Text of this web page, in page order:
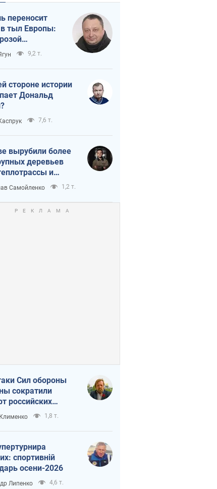
переносит
в тыл Европы:
9,2 т.
стороне истории
Дональд
7,6 т.
вырубили более
деревьев
и
Генплану
Самойленко 1,2 т.
Сил обороны
сократили
российских
1,8 т.
спортивній
осени-2026
Липенко 4,6 т.